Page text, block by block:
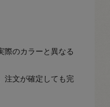
際のカラーと異なる
注文が確定しても完